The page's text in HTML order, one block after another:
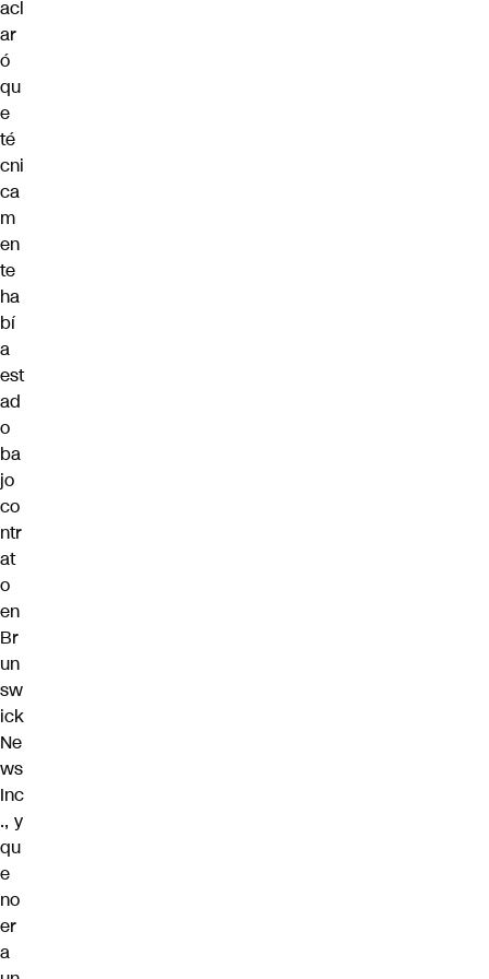
acl
ar
ó
qu
e
té
cni
ca
m
en
te
ha
bí
a
est
ad
o
ba
jo
co
ntr
at
o
en
Br
un
sw
ick
Ne
ws
Inc
., y
qu
e
no
er
a